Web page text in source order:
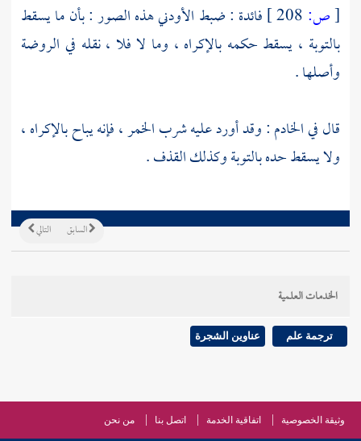
[ص: فائدة : ضبط الأودنيهذه الصور : بأن ما يسقط
بالتوبة ، يسقط حكمه بالإكراه ، وما لا فلا ، نقله في الروضة
وأصلها .
قال في الخادم : وقد أورد عليه شرب الخمر ، فإنه يباح بالإكراه ،
ولا يسقط حده بالتوبة وكذلك القذف .
التالي السابق
الخدمات العلمية
ترجمة علم عناوين الشجرة
وثيقة الخصوصية اتفاقية الخدمة اتصل بنا من نحن